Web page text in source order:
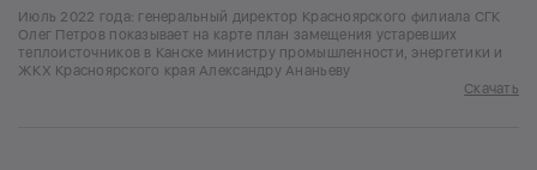
Июль 2022 года: генеральный директор Красноярского филиала СГК
Олег Петров показывает на карте план замещения устаревших
теплоисточников в Канске министру промышленности, энергетики и
ЖКХ Красноярского края Александру Ананьеву
Скачать